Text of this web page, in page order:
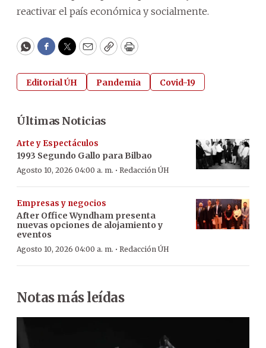
reactivar el país económica y socialmente.
WhatsApp
Facebook
Twitter
EmailCopyPrint
Editorial ÚH Pandemia Covid-19
Últimas Noticias
Arte y Espectáculos
1993 Segundo Gallo para Bilbao
Agosto 10, 2026 04:00 a. m. · Redacción ÚH
Empresas y negocios
After Office Wyndham presenta
nuevas opciones de alojamiento y
eventos
Agosto 10, 2026 04:00 a. m. · Redacción ÚH
Notas más leídas